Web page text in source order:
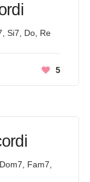
Si7, Do, Re
5
Fam7,